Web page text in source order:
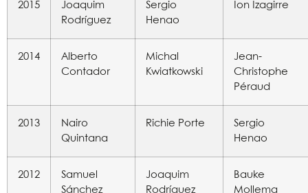
2015
Joaquim
Rodríguez
Sergio
Henao
Ion Izagirre
2014
Alberto
Contador
Michal
Kwiatkowski
Jean-
Christophe
Péraud
2013
Nairo
Quintana
Richie Porte
Sergio
Henao
2012
Samuel
Sánchez
Joaquim
Rodríguez
Bauke
Mollema